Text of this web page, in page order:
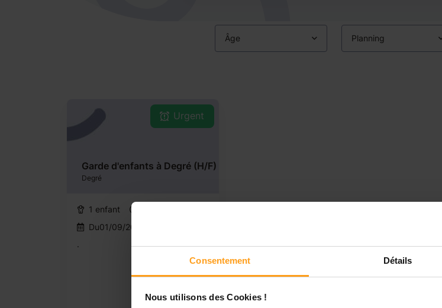
Consentement Détails
Nous utilisons des Cookies !
Âge Planning
Garde d'enfants à Degré (H/F)
Degré
Urgent
1 enfant
Du01/09/2026au30/06/2027
.